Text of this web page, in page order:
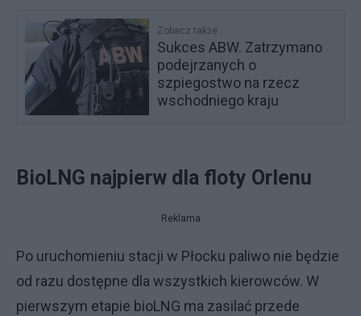
Zobacz także
Sukces ABW. Zatrzymano
podejrzanych o
szpiegostwo na rzecz
wschodniego kraju
BioLNG najpierw dla floty Orlenu
Reklama
Po uruchomieniu stacji w Płocku paliwo nie będzie
od razu dostępne dla wszystkich kierowców. W
pierwszym etapie bioLNG ma zasilać przede